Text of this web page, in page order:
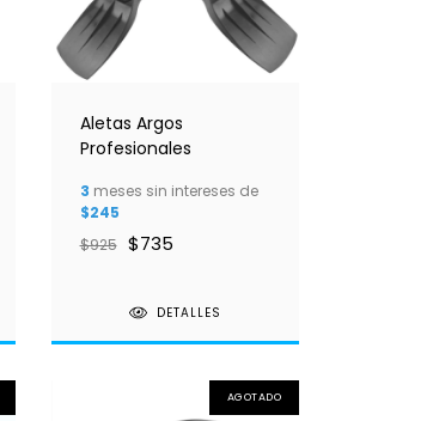
Aletas Argos
Profesionales
3 meses sin intereses de
$245
$925 $735
DETALLES
AGOTADO